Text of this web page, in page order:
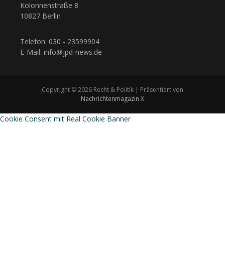
Kolonnenstraße 8
10827 Berlin
Telefon: 030 - 23599904
E-Mail: info@jpd-news.de
Copyright © 2026 Recht & Politik | Präsentiert von
Nachrichtenmagazin X
Cookie Consent mit Real Cookie Banner